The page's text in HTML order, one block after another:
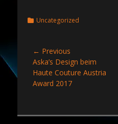
Categories
Uncategorized
Beitragsnavigation
← Previous
Previous
post:
Aska’s Design beim
Haute Couture Austria
Award 2017